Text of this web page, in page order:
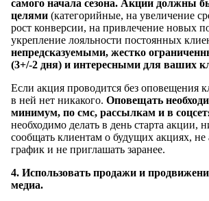
самого начала сезона. Акции должны
целями (категорийные, на увеличение
рост конверсии, на привлечение новых
укрепление лояльности постоянных
непредсказуемыми, жестко
(3+/-2 дня) и интересными для ваших
Если акция проводится без оповещения
в ней нет никакого. Оповещать
минимум, по смс, рассылкам и в
необходимо делать в день старта акции,
сообщать клиентам о будущих акциях, не
график и не приглашать заранее.
4. Использовать продажи и
медиа.